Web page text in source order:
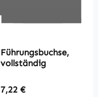
Führungsbuchse,
vollständig
Regulärer Preis:
7,22 €